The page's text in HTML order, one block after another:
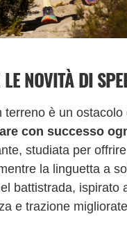
LE NOVITÀ DI
terreno è un
con successo
studiata per
la linguetta a
battistrada, ispirato
e trazione